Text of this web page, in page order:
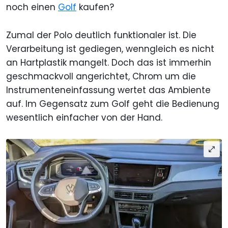
noch einen Golf kaufen?
Zumal der Polo deutlich funktionaler ist. Die
Verarbeitung ist gediegen, wenngleich es nicht
an Hartplastik mangelt. Doch das ist immerhin
geschmackvoll angerichtet, Chrom um die
Instrumenteneinfassung wertet das Ambiente
auf. Im Gegensatz zum Golf geht die Bedienung
wesentlich einfacher von der Hand.